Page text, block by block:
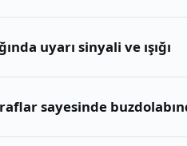
uyarı sinyali ve ışığı
sayesinde